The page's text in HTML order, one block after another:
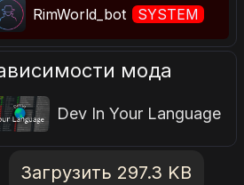
RimWorld_bot SYSTEM
мода
Dev In Your Language
Загрузить 297.3 KB